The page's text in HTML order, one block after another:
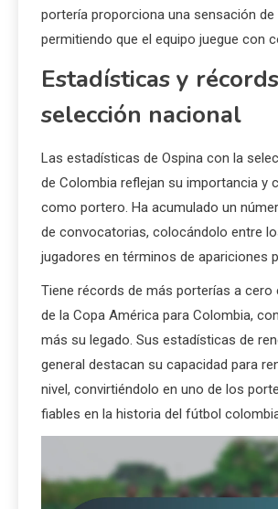
portería proporciona una sensación de
permitiendo que el equipo juegue con
Estadísticas y
selección nacional
Las estadísticas de Ospina con la
de Colombia reflejan su importancia y
como portero. Ha acumulado un
de convocatorias, colocándolo entre
jugadores en términos de apariciones
Tiene récords de más porterías a cero
de la Copa América para Colombia,
más su legado. Sus estadísticas de
general destacan su capacidad para
nivel, convirtiéndolo en uno de los
fiables en la historia del fútbol